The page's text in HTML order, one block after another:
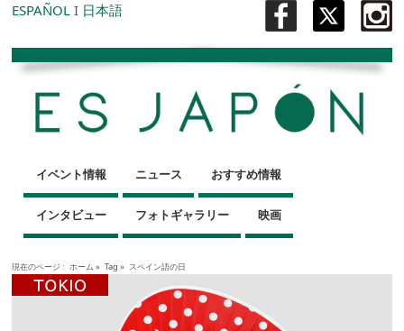
ESPAÑOL I 日本語
イベント情報 ニュース おすすめ情報
インタビュー フォトギャラリー 映画
現在のページ : ホーム » Tag » スペイン語の日